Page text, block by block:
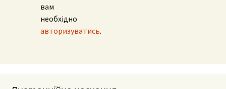
вам
необхідно
авторизуватись.